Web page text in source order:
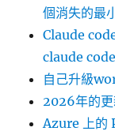
個消失的最
Claude
claude
自己升級
2026年的
Azure 上的